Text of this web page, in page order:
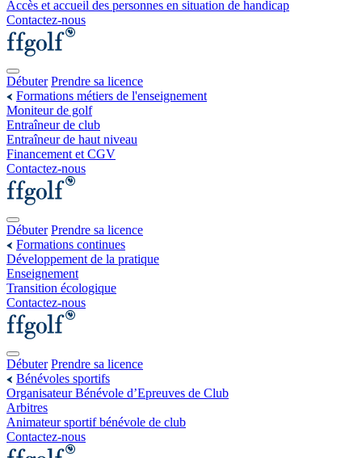
Accès et accueil des personnes en situation de handicap
Contactez-nous
Débuter Prendre sa licence
Formations métiers de l'enseignement
Moniteur de golf
Entraîneur de club
Entraîneur de haut niveau
Financement et CGV
Contactez-nous
Débuter Prendre sa licence
Formations continues
Développement de la pratique
Enseignement
Transition écologique
Contactez-nous
Débuter Prendre sa licence
Bénévoles sportifs
Organisateur Bénévole d’Epreuves de Club
Arbitres
Animateur sportif bénévole de club
Contactez-nous